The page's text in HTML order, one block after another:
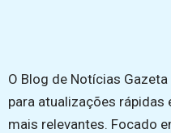
O Blog de Notícias
para atualizações rápidas
mais relevantes. Focado